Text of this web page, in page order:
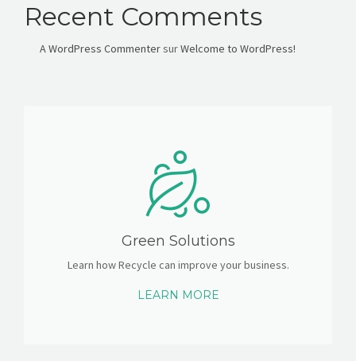
Recent Comments
A WordPress CommentersurWelcome to WordPress!
Green Solutions
Learn how Recycle can improve your business.
LEARN MORE